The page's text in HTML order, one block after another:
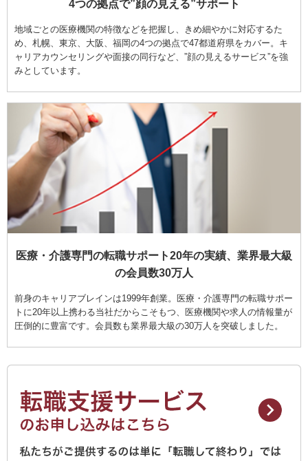
4つの拠点で”顔の見える”サポート
地域ごとの医療機関の特徴などを把握し、きめ細やかに対応するた
め、札幌、東京、大阪、福岡の4つの拠点で47都道府県をカバー。キ
ャリアカウンセリングや面接の同行など、”顔の見えるサービス”を強
みとしています。
医療・介護専門の転職サポート20年の実績、業界最大級
の会員数30万人
前身のキャリアブレインは1999年創業。医療・介護専門の転職サポー
トに20年以上携わる当社だからこそもつ、医療機関や求人の情報量が
圧倒的に豊富です。会員数も業界最大級の30万人を突破しました。